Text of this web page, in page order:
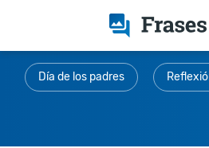
Día de los padres